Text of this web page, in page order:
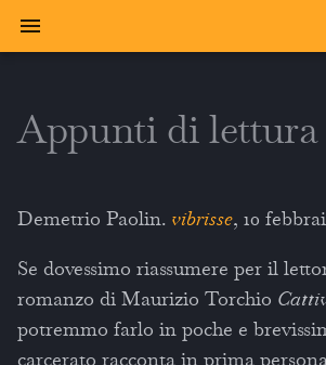
Appunti di lettura
Demetrio Paolin. vibrisse, 10
Se dovessimo riassumere per il
romanzo di Maurizio Torchio
potremmo farlo in poche e
carcerato racconta in prima